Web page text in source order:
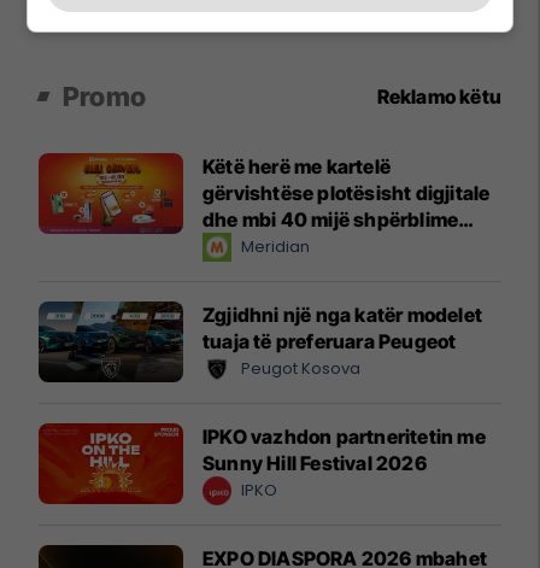
Promo Reklamo këtu
Këtë herë me kartelë
gërvishtëse plotësisht digjitale
dhe mbi 40 mijë shpërblime
instant!Meridian
Zgjidhni një nga katër modelet
tuaja të preferuara Peugeot
Peugot Kosova
IPKO vazhdon partneritetin me
Sunny Hill Festival 2026
IPKO
EXPO DIASPORA 2026 mbahet